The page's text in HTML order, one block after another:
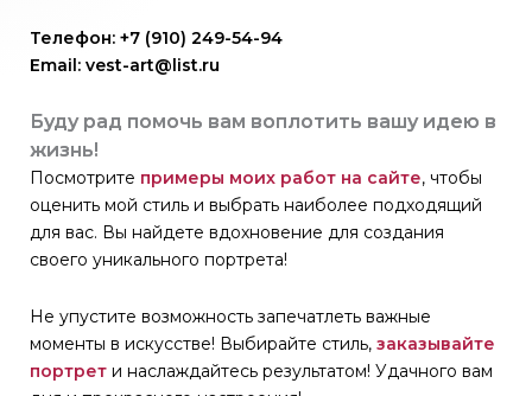
Телефон: +7 (910) 249-54-94
Email: vest-art@list.ru
Буду рад помочь вам воплотить вашу идею в
жизнь!
Посмотрите примеры моих работ на сайте, чтобы
оценить мой стиль и выбрать наиболее подходящий
для вас. Вы найдете вдохновение для создания
своего уникального портрета!
Не упустите возможность запечатлеть важные
моменты в искусстве! Выбирайте стиль, заказывайте
портрет и наслаждайтесь результатом! Удачного вам